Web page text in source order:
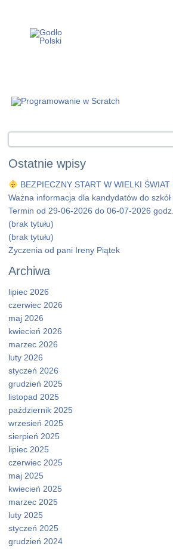
Ostatnie wpisy
BEZPIECZNY START W WIELKI ŚWIAT
Ważna informacja dla kandydatów do
Termin od 29-06-2026 do 06-07-2026
(brak tytułu)
(brak tytułu)
Życzenia od pani Ireny Piątek
Archiwa
lipiec 2026
czerwiec 2026
maj 2026
kwiecień 2026
marzec 2026
luty 2026
styczeń 2026
grudzień 2025
listopad 2025
październik 2025
wrzesień 2025
sierpień 2025
lipiec 2025
czerwiec 2025
maj 2025
kwiecień 2025
marzec 2025
luty 2025
styczeń 2025
grudzień 2024